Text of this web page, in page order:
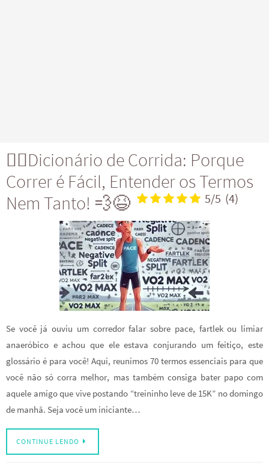
🏃‍♂️Dicionário de Corrida: Porque
Correr é Fácil, Entender os Termos
Nem Tanto! 💨😆
5/5 (4)
Se você já ouviu um corredor falar sobre pace, fartlek ou limiar
anaeróbico e achou que ele estava conjurando um feitiço, este
glossário é para você! Aqui, reunimos 70 termos essenciais para que
você não só corra melhor, mas também consiga bater papo com
aquele amigo que vive postando “treininho leve de 15K” no domingo
de manhã. Seja você um iniciante…
CONTINUE LENDO